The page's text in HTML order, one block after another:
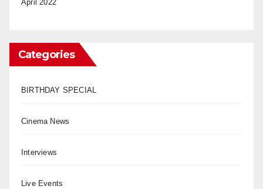
April 2022
Categories
BIRTHDAY SPECIAL
Cinema News
Interviews
Live Events